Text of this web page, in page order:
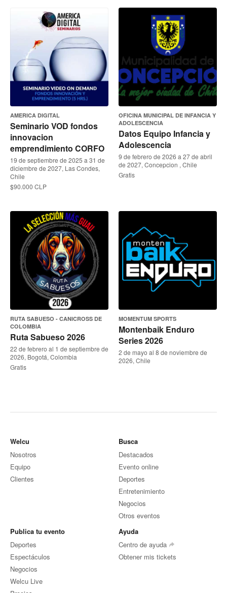
AMERICA DIGITAL
Seminario VOD fondos
innovacion
emprendimiento CORFO
19 de septiembre de 2025 a 31 de
diciembre de 2027, Las Condes,
Chile
$90.000 CLP
OFICINA MUNICIPAL DE INFANCIA Y
ADOLESCENCIA
Datos Equipo Infancia y
Adolescencia
9 de febrero de 2026 a 27 de abril
de 2027, Concepcion , Chile
Gratis
RUTA SABUESO - CANICROSS DE
COLOMBIA
Ruta Sabueso 2026
22 de febrero al 1 de septiembre de
2026, Bogotá, Colombia
Gratis
MOMENTUM SPORTS
Montenbaik Enduro
Series 2026
2 de mayo al 8 de noviembre de
2026, Chile
Welcu
Nosotros
Equipo
Clientes
Busca
Destacados
Evento online
Deportes
Entretenimiento
Negocios
Otros eventos
Publica tu evento
Deportes
Espectáculos
Negocios
Welcu Live
Ayuda
Centro de ayuda
Obtener mis tickets